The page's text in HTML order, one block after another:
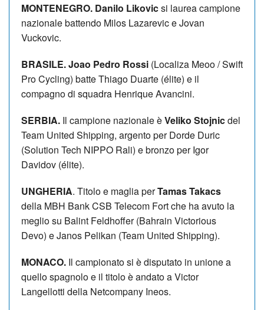
MONTENEGRO. Danilo Likovicsi laurea campione
nazionale battendo Milos Lazarevic e Jovan
Vuckovic.
BRASILE. Joao Pedro Rossi (Localiza Meoo / Swift
Pro Cycling) batte Thiago Duarte (élite) e il
compagno di squadra Henrique Avancini.
SERBIA. Il campione nazionale èVeliko Stojnicdel
Team United Shipping, argento per Dorde Duric
(Solution Tech NIPPO Rali) e bronzo per Igor
Davidov (élite).
UNGHERIA. Titolo e maglia perTamas Takacs
della MBH Bank CSB Telecom Fort che ha avuto la
meglio su Balint Feldhoffer (Bahrain Victorious
Devo) e Janos Pelikan (Team United Shipping).
MONACO. Il campionato si è disputato in unione a
quello spagnolo e il titolo è andato a Victor
Langellotti della Netcompany Ineos.